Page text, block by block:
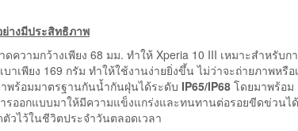
างมีประสิทธิภาพ
มกว้างเพียง 68 มม. ทำให้ Xperia 10 III เหมาะสำหรับก
าเพียง 169 กรัม ทำให้ใช้งานง่ายยิ่งขึ้น ไม่ว่าจะถ่ายภาพหรือ
พร้อมมาตรฐานกันน้ำกันฝุ่นได้ระดับ IP65/IP68 โดยมาพร้อม
รออกแบบมาให้มีความแข็งแกร่งและทนทานต่อรอยขีดข่วนไ
วไว้ในชีวิตประจำวันตลอดเวลา